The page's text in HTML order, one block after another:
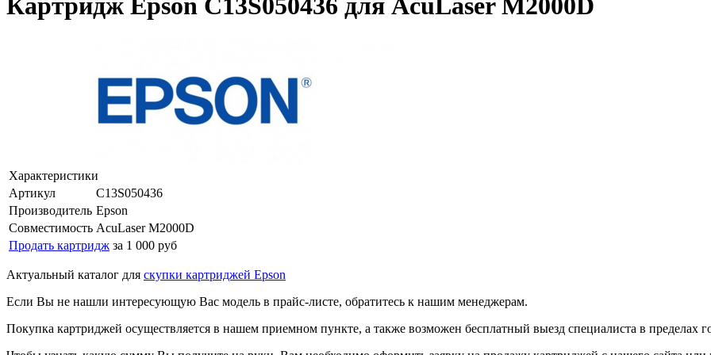
Картридж Epson C13S050436 для AcuLaser M2000D
Характеристики
Артикул
C13S050436
Производитель Epson
Совместимость AcuLaser M2000D
Продать картридж за 1 000 руб
Актуальный каталог для скупки картриджей Epson
Если Вы не нашли интересующую Вас модель в прайс-листе, обратитесь к нашим менеджерам.
Покупка картриджей осуществляется в нашем приемном пункте, а также возможен бесплатный выезд специалиста в пределах